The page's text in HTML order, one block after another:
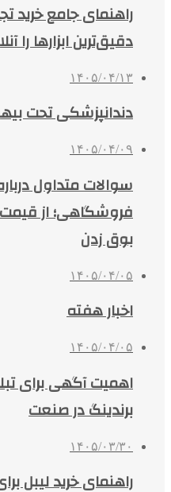
راهنمای جامع خرید
دقیق‌ترین ابزارها را
۱۴۰۵/۰۴/۱۳
دندانپزشکی تحت
۱۴۰۵/۰۴/۰۹
سوالات متداول
فروشگاهی؛ از
بوق زدن
۱۴۰۵/۰۴/۰۵
اخبار هفته
۱۴۰۵/۰۴/۰۵
اهمیت آگهی برای
برندینگ در صنعت
۱۴۰۵/۰۳/۳۰
راهنمای خرید لیبل